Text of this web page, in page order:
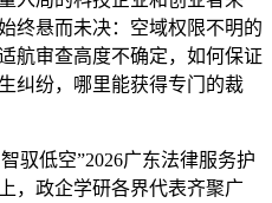
终悬而未决：空域权限不明的
航审查高度不确定，如何保证
纠纷，哪里能获得专门的裁
驭低空”2026广东法律服务护
，政企学研各界代表齐聚广